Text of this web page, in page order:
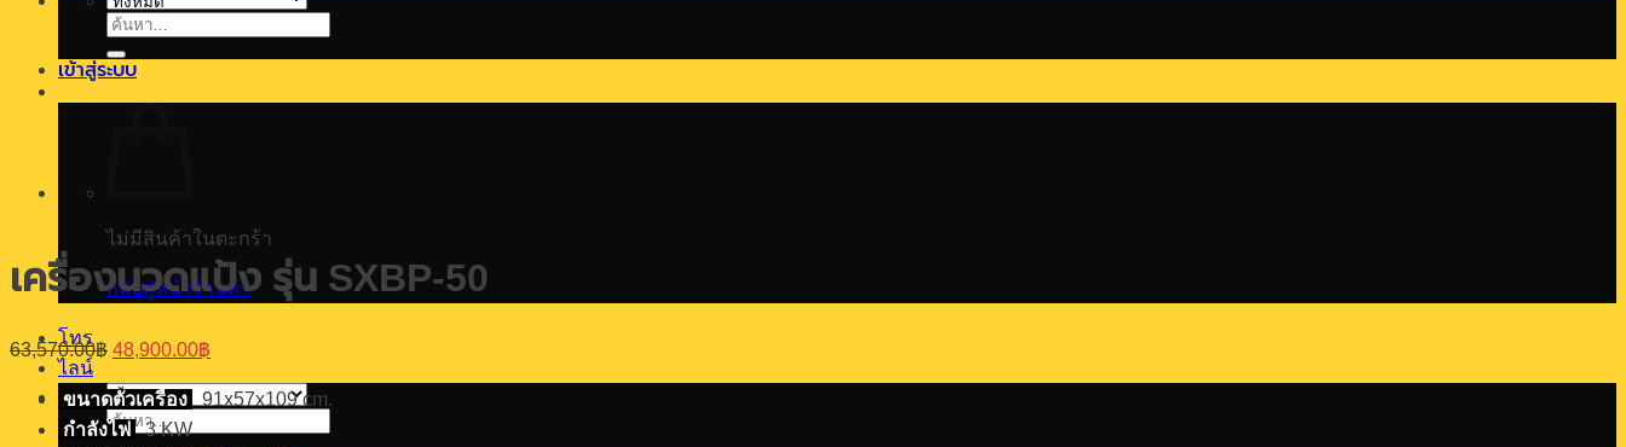
ค้นหา:
เข้าสู่ระบบ
ไม่มีสินค้าในตะกร้า
กลับสู่หน้าร้านค้า
โทร
ไลน์
ค้นหา:
เครื่องนวดแป้ง รุ่น SXBP-50
63,570.00฿ Original
price
was:
63,570.00฿.
48,900.00฿
price
is:
48,900.00฿.
ขนาดตัวเครื่อง
91x57x109 cm.
กำลังไฟ
3 KW